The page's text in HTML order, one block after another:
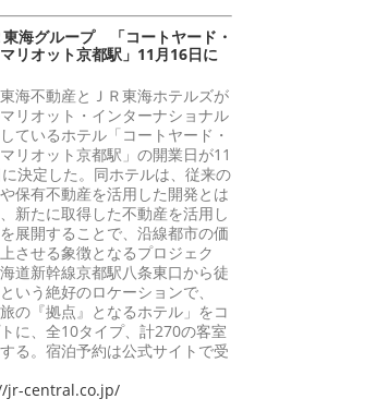
海グループ 「コートヤード・
リオット京都駅」11月16日に
海不動産とＪＲ東海ホテルズが
リオット・インターナショナル
ているホテル「コートヤード・
リオット京都駅」の開業日が11
決定した。同ホテルは、従来の
保有不動産を活用した開発とは
新たに取得した不動産を活用し
展開することで、沿線都市の価
させる象徴となるプロジェク
海道新幹線京都駅八条東口から徒
いう絶好のロケーションで、
旅の『拠点』となるホテル」をコ
に、全10タイプ、計270の客室
る。宿泊予約は公式サイトで受
jr-central.co.jp/